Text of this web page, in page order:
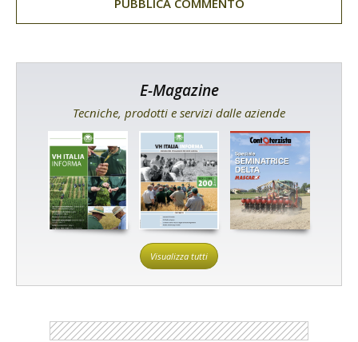
E-Magazine
Tecniche, prodotti e servizi dalle aziende
Visualizza tutti